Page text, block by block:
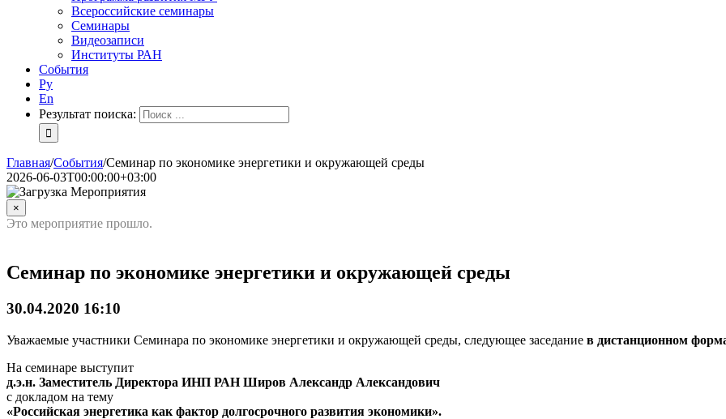
Всероссийские семинары
Семинары
Видеозаписи
Институты РАН
События
Ру
En
Результат поиска:
Главная/События/Семинар по экономике энергетики и окружающей среды
2026-06-03T00:00:00+03:00
×
Это мероприятие прошло.
Семинар по экономике энергетики и окружающей среды
30.04.2020 16:10
Уважаемые участники Семинара по экономике энергетики и окружающей среды, следующее заседание в дистанционном
На семинаре выступит
д.э.н. Заместитель Директора ИНП РАН Широв Александр Александович
с докладом на тему
«Российская энергетика как фактор долгосрочного развития экономики».